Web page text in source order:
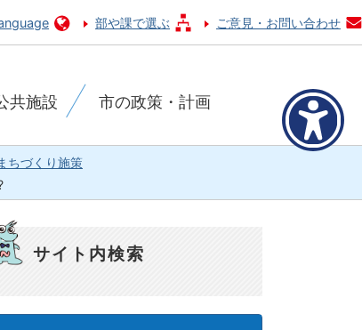
部や課で選ぶ ご意見・お問い合わせ
共施設 市の政策・計画
ちづくり施策
サイト内検索